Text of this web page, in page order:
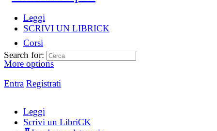
Leggi
SCRIVI UN LIBRICK
Corsi
More options
Entra Registrati
Search for:
Leggi
Scrivi un LibriCK